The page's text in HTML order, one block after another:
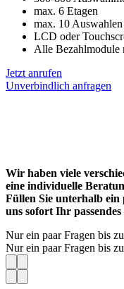
max. 6 Etagen
max. 10
LCD oder
Alle Bezahlmodule
Jetzt anrufen
Unverbindlich anfragen
Wir haben viele
eine individuelle
Füllen Sie unterhalb
uns sofort Ihr
Nur ein paar Fragen bis
Nur ein paar Fragen bis